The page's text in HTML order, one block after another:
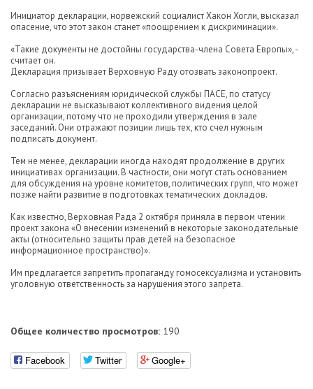
Инициатор декларации, норвежский социалист Хакон Хогли, высказал
опасение, что этот закон станет «поощрением к дискриминации».
«Такие документы не достойны государства-члена Совета Европы», -
считает он.
Декларация призывает Верховную Раду отозвать законопроект.
Согласно разъяснениям юридической службы ПАСЕ, по статусу
декларации не высказывают коллективного видения целой
организации, потому что не проходили утверждения в зале
заседаний. Они отражают позиции лишь тех, кто счел нужным
подписать документ.
Тем не менее, декларации иногда находят продолжение в других
инициативах организации. В частности, они могут стать основанием
для обсуждения на уровне комитетов, политических групп, что может
позже найти развитие в подготовках тематических докладов.
Как известно, Верховная Рада 2 октября приняла в первом чтении
проект закона «О внесении изменений в некоторые законодательные
акты (относительно защиты прав детей на безопасное
информационное пространство)».
Им предлагается запретить пропаганду гомосексуализма и установить
уголовную ответственность за нарушения этого запрета.
Общее количество просмотров: 190
Facebook Twitter Google+